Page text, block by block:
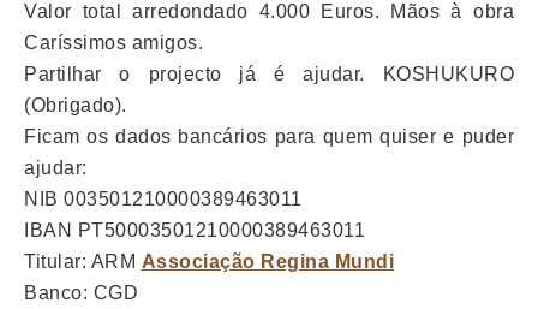
Valor total arredondado 4.000 Euros. Mãos à obra
Caríssimos amigos.
Partilhar o projecto já é ajudar. KOSHUKURO
(Obrigado).
Ficam os dados bancários para quem quiser e puder
ajudar:
NIB 003501210000389463011
IBAN PT50003501210000389463011
Titular: ARM Associação Regina Mundi
Banco: CGD